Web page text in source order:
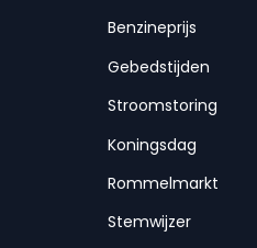
Benzineprijs
Gebedstijden
Stroomstoring
Koningsdag
Rommelmarkt
Stemwijzer